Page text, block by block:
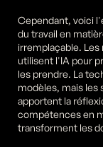
Cependant, voici
du travail en
irremplaçable.
utilisent l'IA pour
les prendre. La
modèles, mais les
apportent la
compétences en
transforment les